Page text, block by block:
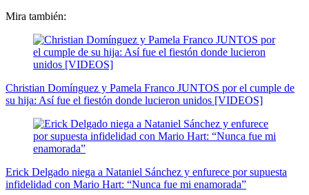
Mira también:
Christian Domínguez y Pamela Franco JUNTOS por el cumple de
su hija: Así fue el fiestón donde lucieron unidos [VIDEOS]
Erick Delgado niega a Nataniel Sánchez y enfurece por supuesta
infidelidad con Mario Hart: “Nunca fue mi enamorada”